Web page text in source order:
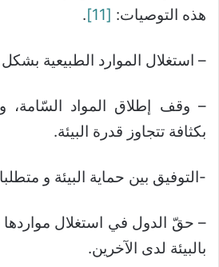
هذه التوصيات: [11]
.
– استغلال الموارد الطبيعية بشكل
– وقف إطلاق المواد السّامة،
بكثافة تتجاوز قدرة البيئة.
-التوفيق بين حماية البيئة و
– حقّ الدول في استغلال
بالبيئة لدى الآخرين.